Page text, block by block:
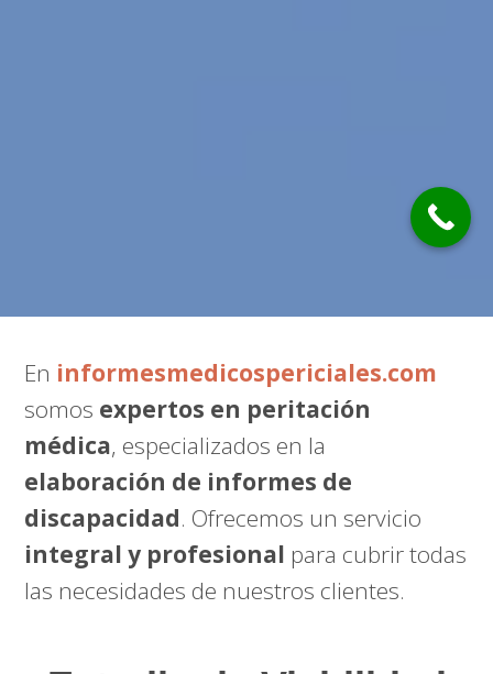
En informesmedicospericiales.com
somos expertos en peritación
médica, especializados en la
elaboración de informes de
discapacidad. Ofrecemos un servicio
integral y profesional para cubrir todas
las necesidades de nuestros clientes.